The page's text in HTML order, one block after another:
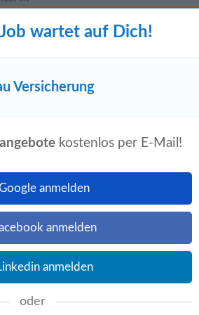
Du
wartet auf Dich!
Versicherung
kostenlos per E-Mail!
anmelden
anmelden
anmelden
oder